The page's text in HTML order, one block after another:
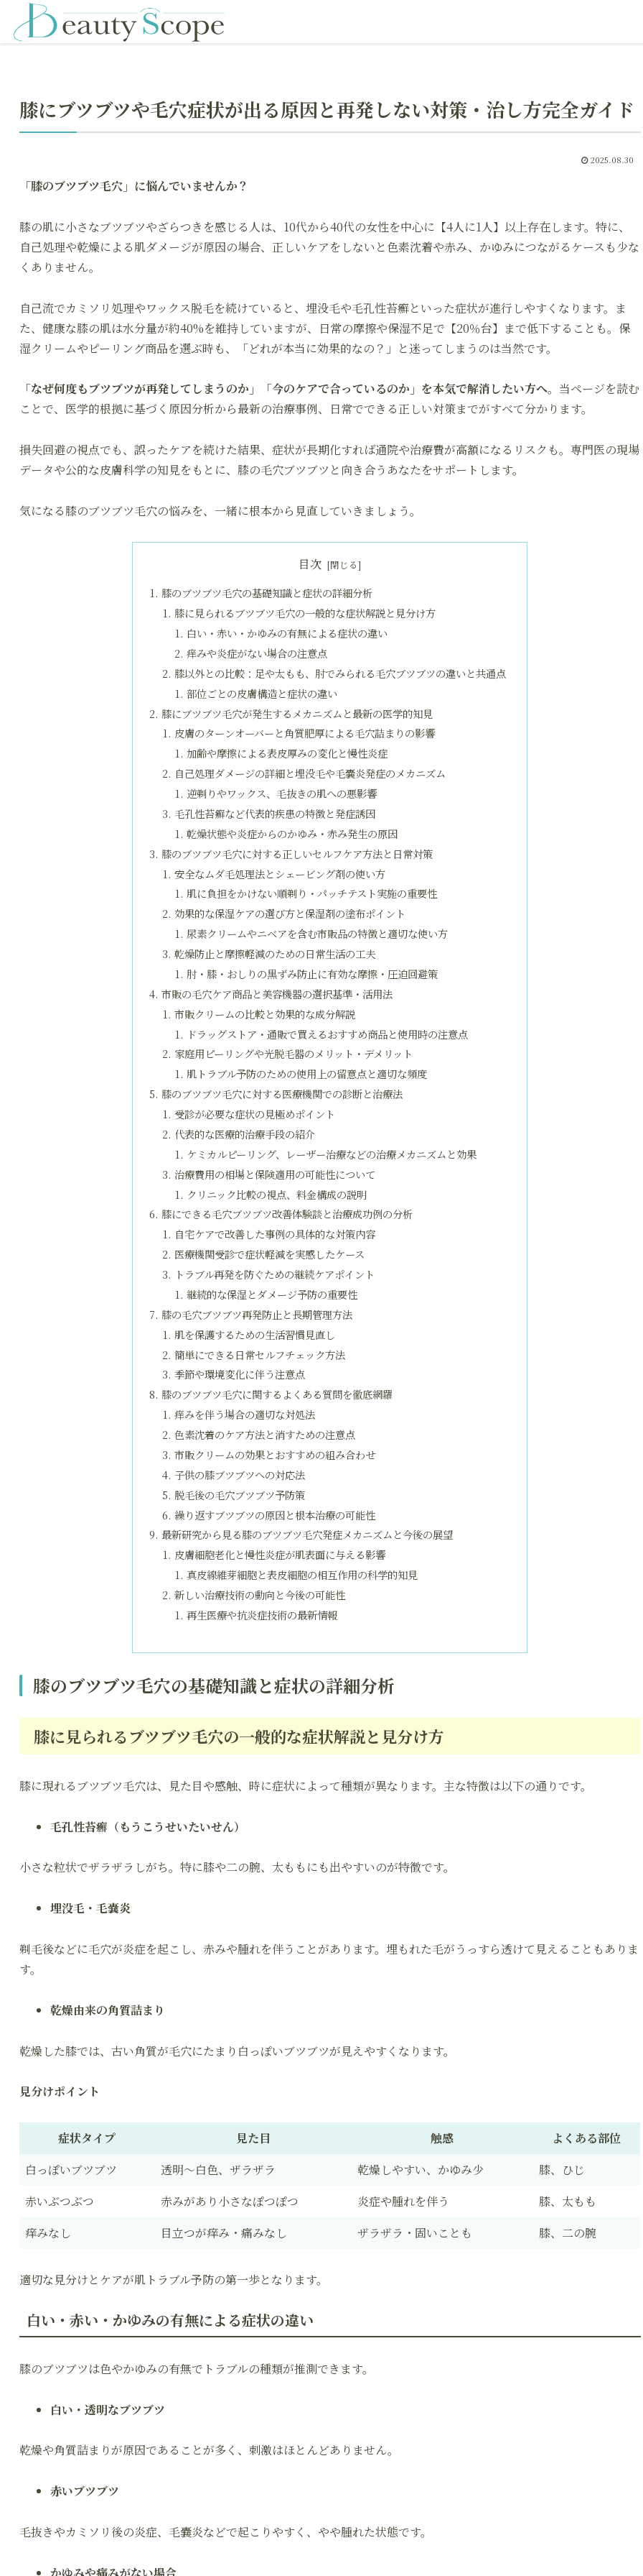
膝にブツブツや毛穴症状が出る原因と再発しない対策・治し方完全ガイド
2025.08.30
「膝のブツブツ毛穴」に悩んでいませんか？
膝の肌に小さなブツブツやざらつきを感じる人は、10代から40代の女性を中心に【4人に1人】以上存在します。特に、
自己処理や乾燥による肌ダメージが原因の場合、正しいケアをしないと色素沈着や赤み、かゆみにつながるケースも少な
くありません。
自己流でカミソリ処理やワックス脱毛を続けていると、埋没毛や毛孔性苔癬といった症状が進行しやすくなります。ま
た、健康な膝の肌は水分量が約40%を維持していますが、日常の摩擦や保湿不足で【20％台】まで低下することも。保
湿クリームやピーリング商品を選ぶ時も、「どれが本当に効果的なの？」と迷ってしまうのは当然です。
「なぜ何度もブツブツが再発してしまうのか」「今のケアで合っているのか」を本気で解消したい方へ。当ページを読む
ことで、医学的根拠に基づく原因分析から最新の治療事例、日常でできる正しい対策までがすべて分かります。
損失回避の視点でも、誤ったケアを続けた結果、症状が長期化すれば通院や治療費が高額になるリスクも。専門医の現場
データや公的な皮膚科学の知見をもとに、膝の毛穴ブツブツと向き合うあなたをサポートします。
気になる膝のブツブツ毛穴の悩みを、一緒に根本から見直していきましょう。
目次
膝のブツブツ毛穴の基礎知識と症状の詳細分析
膝に見られるブツブツ毛穴の一般的な症状解説と見分け方
白い・赤い・かゆみの有無による症状の違い
痒みや炎症がない場合の注意点
膝以外との比較：足や太もも、肘でみられる毛穴ブツブツの違いと共通点
部位ごとの皮膚構造と症状の違い
膝にブツブツ毛穴が発生するメカニズムと最新の医学的知見
皮膚のターンオーバーと角質肥厚による毛穴詰まりの影響
加齢や摩擦による表皮厚みの変化と慢性炎症
自己処理ダメージの詳細と埋没毛や毛嚢炎発症のメカニズム
逆剃りやワックス、毛抜きの肌への悪影響
毛孔性苔癬など代表的疾患の特徴と発症誘因
乾燥状態や炎症からのかゆみ・赤み発生の原因
膝のブツブツ毛穴に対する正しいセルフケア方法と日常対策
安全なムダ毛処理法とシェービング剤の使い方
肌に負担をかけない順剃り・パッチテスト実施の重要性
効果的な保湿ケアの選び方と保湿剤の塗布ポイント
尿素クリームやニベアを含む市販品の特徴と適切な使い方
乾燥防止と摩擦軽減のための日常生活の工夫
肘・膝・おしりの黒ずみ防止に有効な摩擦・圧迫回避策
市販の毛穴ケア商品と美容機器の選択基準・活用法
市販クリームの比較と効果的な成分解説
ドラッグストア・通販で買えるおすすめ商品と使用時の注意点
家庭用ピーリングや光脱毛器のメリット・デメリット
肌トラブル予防のための使用上の留意点と適切な頻度
膝のブツブツ毛穴に対する医療機関での診断と治療法
受診が必要な症状の見極めポイント
代表的な医療的治療手段の紹介
ケミカルピーリング、レーザー治療などの治療メカニズムと効果
治療費用の相場と保険適用の可能性について
クリニック比較の視点、料金構成の説明
膝にできる毛穴ブツブツ改善体験談と治療成功例の分析
自宅ケアで改善した事例の具体的な対策内容
医療機関受診で症状軽減を実感したケース
トラブル再発を防ぐための継続ケアポイント
継続的な保湿とダメージ予防の重要性
膝の毛穴ブツブツ再発防止と長期管理方法
肌を保護するための生活習慣見直し
簡単にできる日常セルフチェック方法
季節や環境変化に伴う注意点
膝のブツブツ毛穴に関するよくある質問を徹底網羅
痒みを伴う場合の適切な対処法
色素沈着のケア方法と消すための注意点
市販クリームの効果とおすすめの組み合わせ
子供の膝ブツブツへの対応法
脱毛後の毛穴ブツブツ予防策
繰り返すブツブツの原因と根本治療の可能性
最新研究から見る膝のブツブツ毛穴発症メカニズムと今後の展望
皮膚細胞老化と慢性炎症が肌表面に与える影響
真皮線維芽細胞と表皮細胞の相互作用の科学的知見
新しい治療技術の動向と今後の可能性
再生医療や抗炎症技術の最新情報
膝のブツブツ毛穴の基礎知識と症状の詳細分析
膝に見られるブツブツ毛穴の一般的な症状解説と見分け方
膝に現れるブツブツ毛穴は、見た目や感触、時に症状によって種類が異なります。主な特徴は以下の通りです。
毛孔性苔癬（もうこうせいたいせん）
小さな粒状でザラザラしがち。特に膝や二の腕、太ももにも出やすいのが特徴です。
埋没毛・毛嚢炎
剃毛後などに毛穴が炎症を起こし、赤みや腫れを伴うことがあります。埋もれた毛がうっすら透けて見えることもありま
す。
乾燥由来の角質詰まり
乾燥した膝では、古い角質が毛穴にたまり白っぽいブツブツが見えやすくなります。
見分けポイント
症状タイプ 見た目 触感
よくある部位
白っぽいブツブツ
透明～白色、ザラザラ 乾燥しやすい、かゆみ少
膝、ひじ
赤いぶつぶつ
赤みがあり小さなぽつぽつ 炎症や腫れを伴う
膝、太もも
痒みなし
目立つが痒み・痛みなし ザラザラ・固いことも 膝、二の腕
適切な見分けとケアが肌トラブル予防の第一歩となります。
白い・赤い・かゆみの有無による症状の違い
膝のブツブツは色やかゆみの有無でトラブルの種類が推測できます。
白い・透明なブツブツ
乾燥や角質詰まりが原因であることが多く、刺激はほとんどありません。
赤いブツブツ
毛抜きやカミソリ後の炎症、毛嚢炎などで起こりやすく、やや腫れた状態です。
かゆみや痛みがない場合